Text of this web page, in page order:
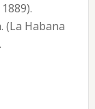
(La Habana